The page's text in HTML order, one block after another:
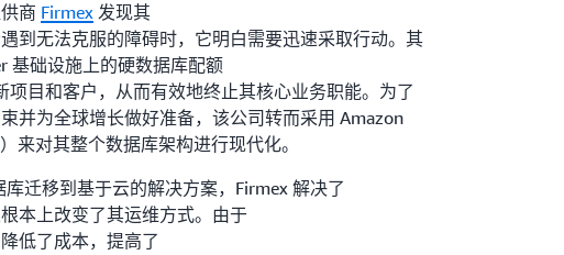
商 Firmex 发现其
到无法克服的障碍时，它明白需要迅速采取行动。其
基础设施上的硬数据库配额
项目和客户，从而有效地终止其核心业务职能。为了
并为全球增长做好准备，该公司转而采用 Amazon
来对其整个数据库架构进行现代化。
迁移到基于云的解决方案，Firmex 解决了
本上改变了其运维方式。由于
低了成本，提高了